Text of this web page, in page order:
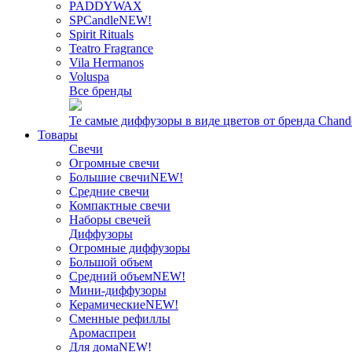
PADDYWAX
SPCandleNEW!
Spirit Rituals
Teatro Fragrance
Vila Hermanos
Voluspa
Все бренды
Те самые диффузоры в виде цветов от бренда
Товары
Свечи
Огромные свечи
Большие свечиNEW!
Средние свечи
Компактные свечи
Наборы свечей
Диффузоры
Огромные диффузоры
Большой объем
Средний объемNEW!
Мини-диффузоры
КерамическиеNEW!
Сменные рефиллы
Аромаспреи
Для домаNEW!